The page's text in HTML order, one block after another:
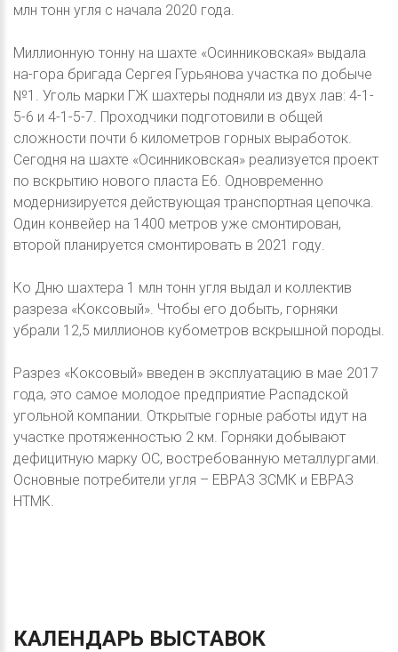
млн тонн угля с начала 2020 года.
Миллионную тонну на шахте «Осинниковская» выдала
на-гора бригада Сергея Гурьянова участка по добыче
№1. Уголь марки ГЖ шахтеры подняли из двух лав: 4-1-
5-6 и 4-1-5-7. Проходчики подготовили в общей
сложности почти 6 километров горных выработок.
Сегодня на шахте «Осинниковская» реализуется проект
по вскрытию нового пласта Е6. Одновременно
модернизируется действующая транспортная цепочка.
Один конвейер на 1400 метров уже смонтирован,
второй планируется смонтировать в 2021 году.
Ко Дню шахтера 1 млн тонн угля выдал и коллектив
разреза «Коксовый». Чтобы его добыть, горняки
убрали 12,5 миллионов кубометров вскрышной породы.
Разрез «Коксовый» введен в эксплуатацию в мае 2017
года, это самое молодое предприятие Распадской
угольной компании. Открытые горные работы идут на
участке протяженностью 2 км. Горняки добывают
дефицитную марку ОС, востребованную металлургами.
Основные потребители угля – ЕВРАЗ ЗСМК и ЕВРАЗ
НТМК.
КАЛЕНДАРЬ ВЫСТАВОК